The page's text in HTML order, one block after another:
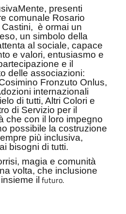
presenti
comunale Rosario
è ormai un
un simbolo della
al sociale, capace
e valori, entusiasmo e
e il
delle associazioni:
Fronzuto Onlus,
internazionali
di tutti, Altri Colori e
di Servizio per il
che con il loro impegno
possibile la costruzione
più inclusiva,
bisogni di tutti.
magia e comunità
volta, che inclusione
il futuro.